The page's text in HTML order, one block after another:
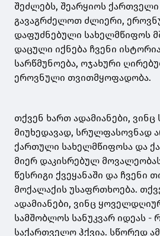
შეძლებს, შეარყიოს ქართველი
გავაგრძელოთ ძლიერი,
დაფუძნებული სახელმწიფოს
დაცული იქნება ჩვენი
სარწმუნოება, ოჯახური
ეროვნული თვითმყოფადობა.
თქვენ ხართ ადამიანები,
მიუხედავად, სრულფასოვნად
ქართული სახელმწიფოსა და
მიერ დაკისრებულ
წესრიგი ქვეყანაში და ჩვენი
მოქალაქის უსაფრთხოება.
ადამიანები, ვინც
სამშობლოს სანუკვარ იდეას -
საქართველო ჰქვია. სწორედ